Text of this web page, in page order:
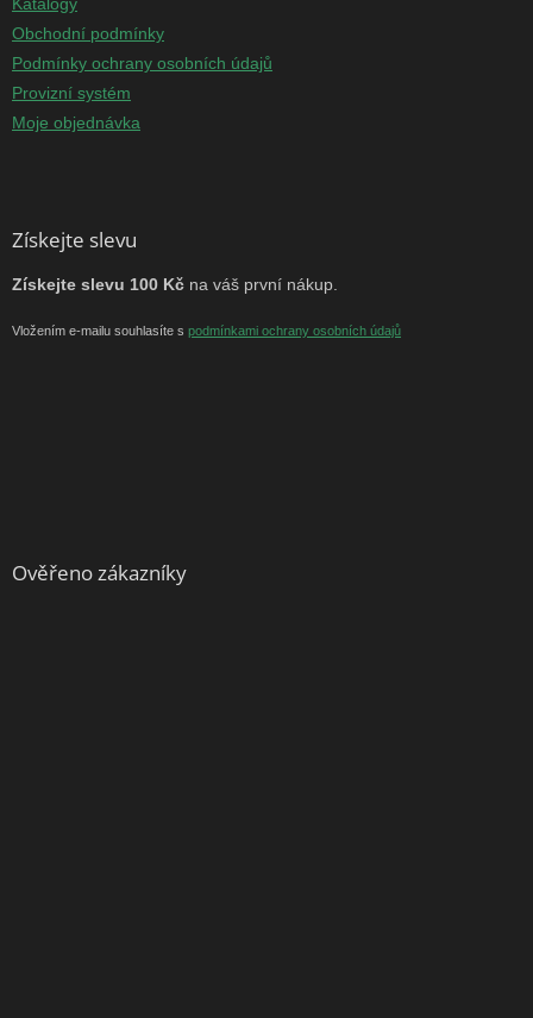
Obchodní podmínky
Podmínky ochrany osobních údajů
Provizní systém
Moje objednávka
Získejte slevu
Získejte slevu 100 Kč na váš první nákup.
Vložením e-mailu souhlasíte s podmínkami ochrany osobních údajů
Ověřeno zákazníky